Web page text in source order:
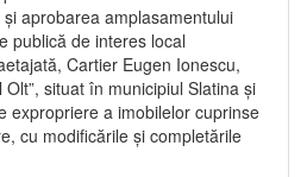
aprobarea amplasamentului
publică de interes local
Cartier Eugen Ionescu,
situat în municipiul Slatina şi
expropriere a imobilelor cuprinse
cu modificările şi completările